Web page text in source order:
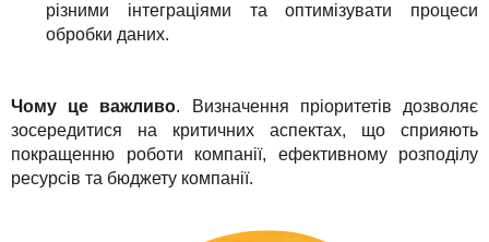
різними інтеграціями та оптимізувати процеси
обробки даних.
Чому це важливо. Визначення пріоритетів дозволяє
зосередитися на критичних аспектах, що сприяють
покращенню роботи компанії, ефективному розподілу
ресурсів та бюджету компанії.